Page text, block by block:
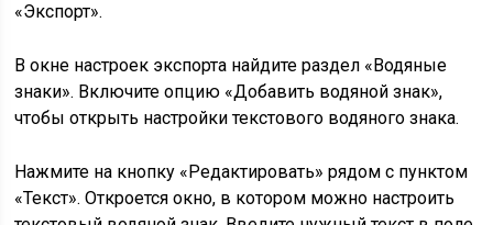
«Экспорт».
В окне настроек экспорта найдите раздел «Водяные
знаки». Включите опцию «Добавить водяной знак»,
чтобы открыть настройки текстового водяного знака.
Нажмите на кнопку «Редактировать» рядом с пунктом
«Текст». Откроется окно, в котором можно настроить